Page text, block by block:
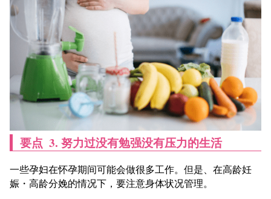
要点 3. 努力过没有勉强没有压力的生活
一些孕妇在怀孕期间可能会做很多工作。但是、在高龄妊
娠・高龄分娩的情况下，要注意身体状况管理。